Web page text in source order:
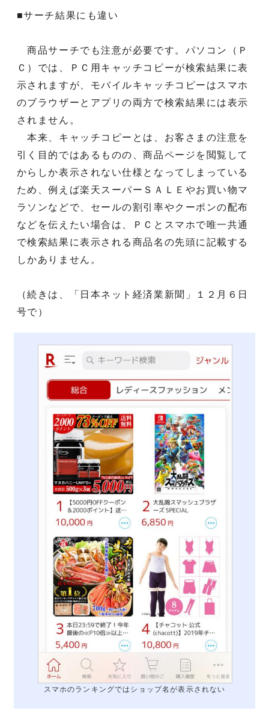
■サーチ結果にも違い
商品サーチでも注意が必要です。パソコン（Ｐ
Ｃ）では、ＰＣ用キャッチコピーが検索結果に表
示されますが、モバイルキャッチコピーはスマホ
のブラウザーとアプリの両方で検索結果には表示
されません。
本来、キャッチコピーとは、お客さまの注意を
引く目的ではあるものの、商品ページを閲覧して
からしか表示されない仕様となってしまっている
ため、例えば楽天スーパーＳＡＬＥやお買い物マ
ラソンなどで、セールの割引率やクーポンの配布
などを伝えたい場合は、ＰＣとスマホで唯一共通
で検索結果に表示される商品名の先頭に記載する
しかありません。
（続きは、「日本ネット経済業新聞」１２月６日
号で）
スマホのランキングではショップ名が表示されない